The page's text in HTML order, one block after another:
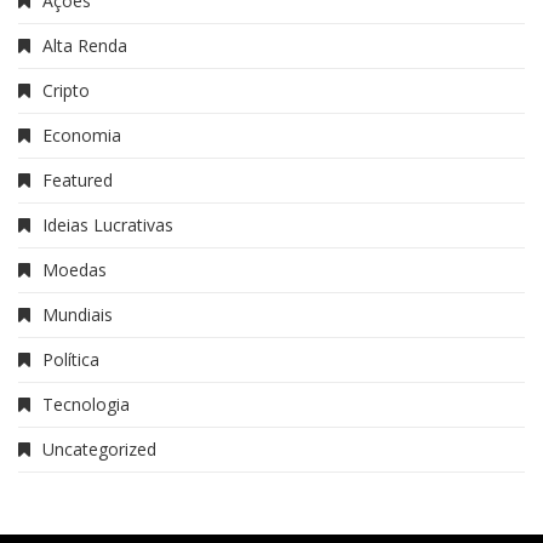
Alta Renda
Cripto
Economia
Featured
Ideias Lucrativas
Moedas
Mundiais
Política
Tecnologia
Uncategorized